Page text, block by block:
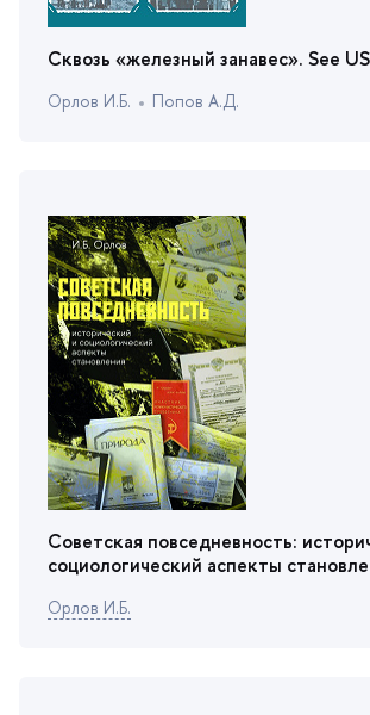
Сквозь «железный занавес». Sее
Орлов И.Б. Попов А.Д.
Советская повседневность:
социологический аспекты
Орлов И.Б.